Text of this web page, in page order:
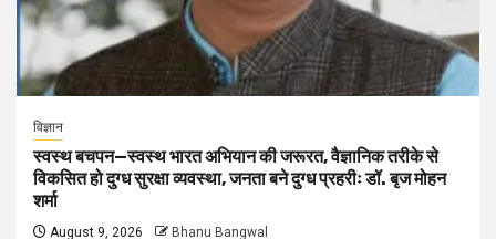
विज्ञान
स्वस्थ बचपन—स्वस्थ भारत अभियान की जरूरत, वैज्ञानिक तरीके से
विकसित हो दुग्ध सुरक्षा व्यवस्था, जनता बने दुग्ध प्रहरीः डॉ. बृज मोहन
शर्मा
August 9, 2026 Bhanu Bangwal